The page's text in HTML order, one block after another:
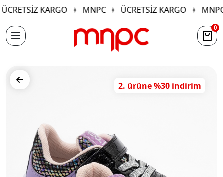
KARGO MNPC ÜCRETSİZ KARGO MNPC
0
2. ürüne %30 indirim